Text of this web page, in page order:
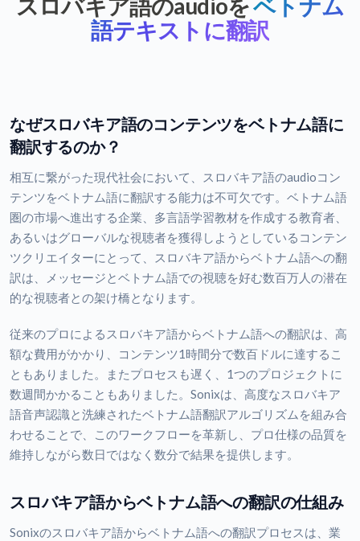
スロバキア語のaudioをベトナム
語テキストに翻訳
なぜスロバキア語のコンテンツをベトナム語に
翻訳するのか？
相互に繋がった現代社会において、スロバキア語のaudioコン
テンツをベトナム語に翻訳する能力は不可欠です。ベトナム語
圏の市場へ進出する企業、多言語学習教材を作成する教育者、
あるいはグローバルな視聴者を獲得しようとしているコンテン
ツクリエイターにとって、スロバキア語からベトナム語への翻
訳は、メッセージとベトナム語での視聴を好む数百万人の潜在
的な視聴者との架け橋となります。
従来のプロによるスロバキア語からベトナム語への翻訳は、高
額な費用がかかり、コンテンツ1時間分で数百ドルに達するこ
ともありました。またプロセスも遅く、1つのプロジェクトに
数週間かかることもありました。Sonixは、高度なスロバキア
語音声認識と洗練されたベトナム語翻訳アルゴリズムを組み合
わせることで、このワークフローを革新し、プロ仕様の品質を
維持しながら数日ではなく数分で結果を提供します。
スロバキア語からベトナム語への翻訳の仕組み
Sonixのスロバキア語からベトナム語への翻訳プロセスは、業